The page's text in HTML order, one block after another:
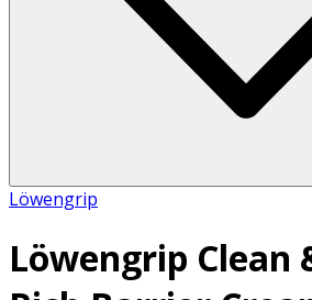
Löwengrip
Löwengrip Clean